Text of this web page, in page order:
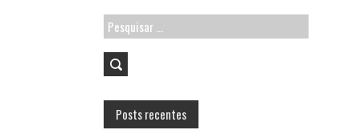
Pesquisar
por:
Posts recentes